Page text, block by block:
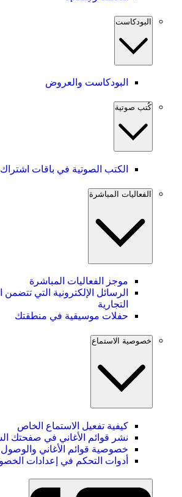
البودكاست
البودكاست والعروض
كُتب صوتية
الكتب الصوتية في باقات اشتراك Premium
الفعاليات المباشرة
موجز الفعاليات المباشرة
الرسائل الإلكترونية التي
التجارية
حفلات موسيقية في منطقتك
خصوصية الاستماع
كيفية تفعيل الاستماع الخاص
نشر قوائم الأغاني في صفحتك
خصوصية قوائم الأغاني والوصول
أدوات التحكم في إعدادات